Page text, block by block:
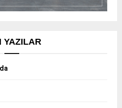
YAZILAR